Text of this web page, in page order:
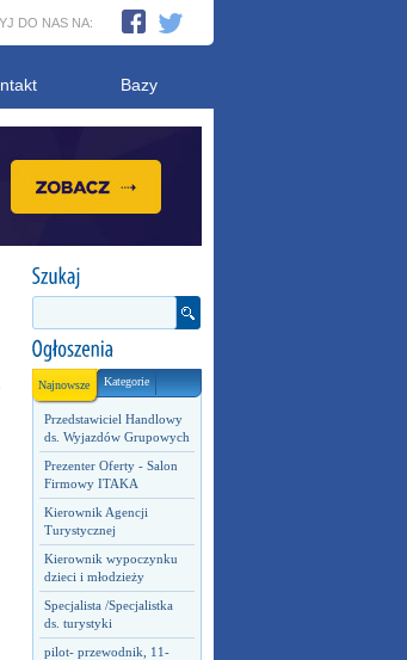
DO NAS NA:
Bazy
Najnowsze Kategorie
Przedstawiciel Handlowy
ds. Wyjazdów Grupowych
Prezenter Oferty - Salon
Firmowy ITAKA
Kierownik Agencji
Turystycznej
Kierownik wypoczynku
dzieci i młodzieży
Specjalista /Specjalistka
ds. turystyki
pilot- przewodnik, 11-